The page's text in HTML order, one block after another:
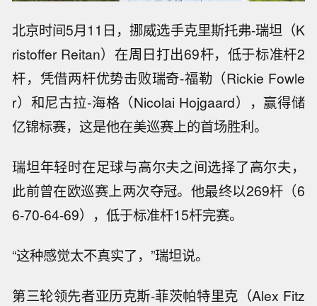
北京时间5月11日，挪威选手克里斯托弗-瑞坦（K
ristoffer Reitan）在周日打出69杆，低于标准杆2
杆，凭借两杆优势击败瑞奇-福勒（Rickie Fowle
r）和尼古拉-海格（Nicolai Hojgaard），赢得储
亿锦标赛，这是他在美巡赛上的首场胜利。
瑞坦年轻时在足球与高尔夫之间选择了高尔夫，
此前曾在欧巡赛上两次夺冠。他最终以269杆（6
6-70-64-69），低于标准杆15杆完赛。
“这种感觉太不真实了，”瑞坦说。
第三轮领先者亚历克斯-菲茨帕特里克（Alex Fitz